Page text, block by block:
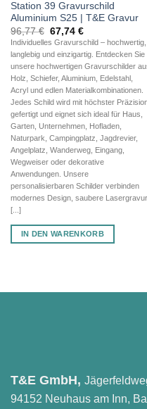
Station 39 Gravurschild
Aluminium S25 | T&E Gravur
96,77€ Ursprünglicher
Preis
war:
96,77 €
67,74 €Aktueller
Preis
ist:
67,74 €.
Individuelles Gravurschild – hochwertig,
langlebig und einzigartig. Entdecken Sie
unsere hochwertigen Gravurschilder
Holz, Schiefer, Aluminium, Edelstahl,
Acryl und edlen Materialkombinationen.
Jedes Schild wird mit höchster
gefertigt und eignet sich ideal für Haus,
Garten, Unternehmen, Hofladen,
Naturpark, Campingplatz, Jagdrevier,
Angelplatz, Wanderweg, Eingang,
Wegweiser oder dekorative
Anwendungen. Unsere
personalisierbaren Schilder verbinden
modernes Design, saubere Lasergravur
[...]
IN DEN WARENKORB
T&E GmbH,
94152 Neuhaus am Inn,